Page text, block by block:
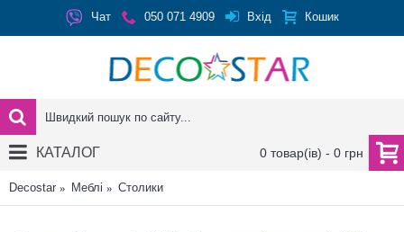
Чат 050 071 4909 Вхід Кошик
0 товар(ів) - 0 грн
КАТАЛОГ
Decostar Меблі Столики